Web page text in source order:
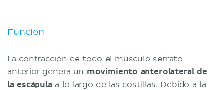
Función
La contracción de todo el músculo serrato
anterior genera un movimiento anterolateral de
la escápula a lo largo de las costillas. Debido a la